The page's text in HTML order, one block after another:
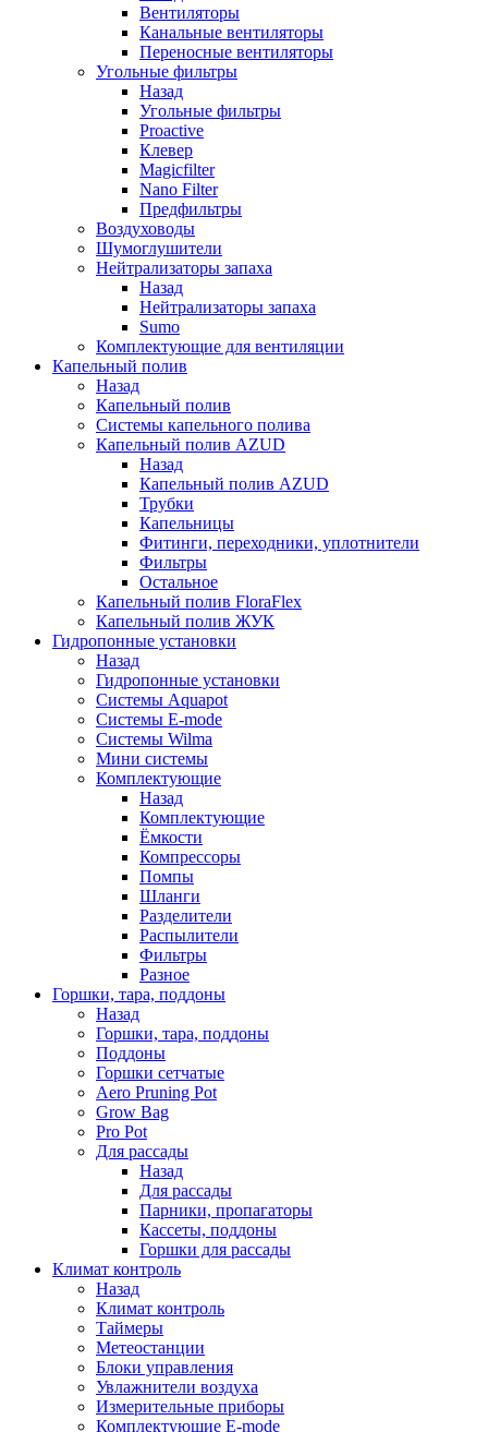
Вентиляторы
Канальные вентиляторы
Переносные вентиляторы
Угольные фильтры
Назад
Угольные фильтры
Proactive
Клевер
Magicfilter
Nano Filter
Предфильтры
Воздуховоды
Шумоглушители
Нейтрализаторы запаха
Назад
Нейтрализаторы запаха
Sumo
Комплектующие для вентиляции
Капельный полив
Назад
Капельный полив
Системы капельного полива
Капельный полив AZUD
Назад
Капельный полив AZUD
Трубки
Капельницы
Фитинги, переходники, уплотнители
Фильтры
Остальное
Капельный полив FloraFlex
Капельный полив ЖУК
Гидропонные установки
Назад
Гидропонные установки
Системы Aquapot
Системы E-mode
Системы Wilma
Мини системы
Комплектующие
Назад
Комплектующие
Ёмкости
Компрессоры
Помпы
Шланги
Разделители
Распылители
Фильтры
Разное
Горшки, тара, поддоны
Назад
Горшки, тара, поддоны
Поддоны
Горшки сетчатые
Aero Pruning Pot
Grow Bag
Pro Pot
Для рассады
Назад
Для рассады
Парники, пропагаторы
Кассеты, поддоны
Горшки для рассады
Климат контроль
Назад
Климат контроль
Таймеры
Метеостанции
Блоки управления
Увлажнители воздуха
Измерительные приборы
Комплектующие E-mode